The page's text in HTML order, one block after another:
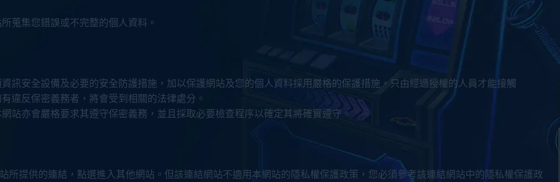
蒐集您錯誤或不完整的個人資料。
訊安全設備及必要的安全防護措施，加以保護網站及您的個人資料採用嚴格的保護措施，只由經過授權的人員才能接觸
違反保密義務者，將會受到相關的法律處分。
站亦會嚴格要求其遵守保密義務，並且採取必要檢查程序以確定其將確實遵守。
所提供的連結，點選進入其他網站。但該連結網站不適用本網站的隱私權保護政策，您必須參考該連結網站中的隱私權保護政